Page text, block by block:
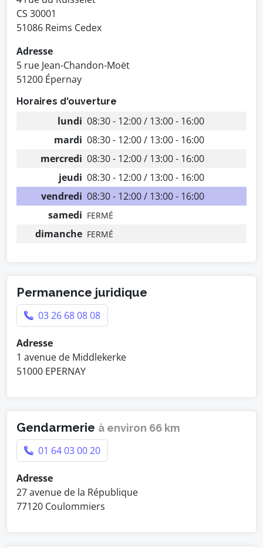
CS 30001
51086 Reims Cedex
Adresse
5 rue Jean-Chandon-Moët
51200 Épernay
Horaires d'ouverture
lundi 08:30 - 12:00 / 13:00 - 16:00
mardi 08:30 - 12:00 / 13:00 - 16:00
mercredi 08:30 - 12:00 / 13:00 - 16:00
jeudi 08:30 - 12:00 / 13:00 - 16:00
vendredi 08:30 - 12:00 / 13:00 - 16:00
samedi FERMÉ
dimanche FERMÉ
Permanence juridique
03 26 68 08 08
Adresse
1 avenue de Middlekerke
51000 EPERNAY
Gendarmerie à environ 66 km
01 64 03 00 20
Adresse
27 avenue de la République
77120 Coulommiers